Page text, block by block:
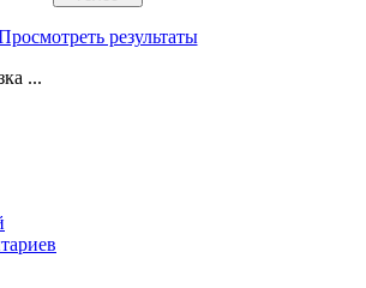
результаты
...